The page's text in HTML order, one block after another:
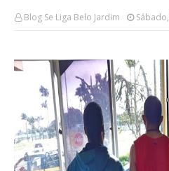
Blog Se Liga Belo Jardim